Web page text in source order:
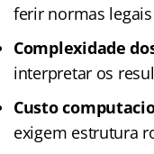
ferir normas
Complexidade
interpretar os
Custo
exigem estrutura